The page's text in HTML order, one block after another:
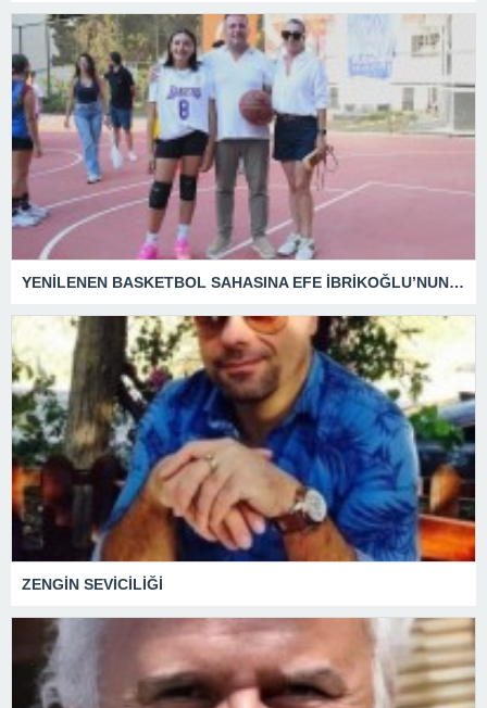
YENİLENEN BASKETBOL SAHASINA EFE İBRİKOĞLU’NUN ADI VERİLDİ
ZENGİN SEVİCİLİĞİ